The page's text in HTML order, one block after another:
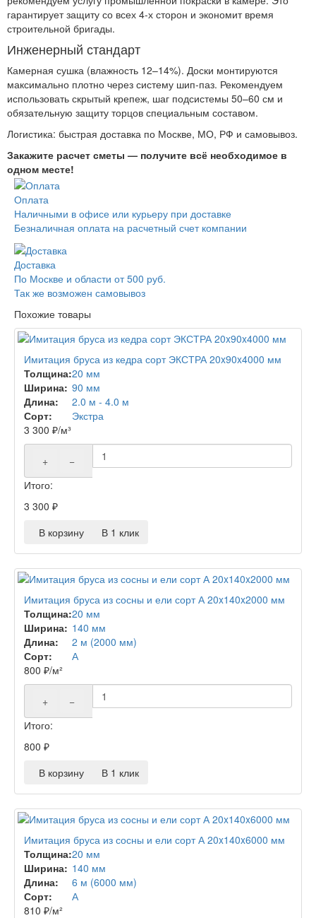
гарантирует защиту со всех 4-х сторон и экономит время
строительной бригады.
Инженерный стандарт
Камерная сушка (влажность 12–14%). Доски монтируются
максимально плотно через систему шип-паз. Рекомендуем
использовать скрытый крепеж, шаг подсистемы 50–60 см и
обязательную защиту торцов специальным составом.
Логистика: быстрая доставка по Москве, МО, РФ и самовывоз.
Закажите расчет сметы — получите всё необходимое в
одном месте!
Оплата
Наличными в офисе или курьеру при доставке
Безналичная оплата на расчетный счет компании
Доставка
По Москве и области от 500 руб.
Так же возможен самовывоз
Похожие товары
Имитация бруса из кедра сорт ЭКСТРА 20x90x4000 мм
Толщина:20 мм
Ширина: 90 мм
Длина:
2.0 м - 4.0 м
Сорт:
Экстра
3 300 ₽/м³
+
−
Итого:
3 300 ₽
В корзину
В 1 клик
Имитация бруса из сосны и ели сорт А 20x140x2000 мм
Толщина:20 мм
Ширина: 140 мм
Длина:
2 м (2000 мм)
Сорт:
А
800 ₽/м²
+
−
Итого:
800 ₽
В корзину
В 1 клик
Имитация бруса из сосны и ели сорт А 20x140x6000 мм
Толщина:20 мм
Ширина: 140 мм
Длина:
6 м (6000 мм)
Сорт:
А
810 ₽/м²